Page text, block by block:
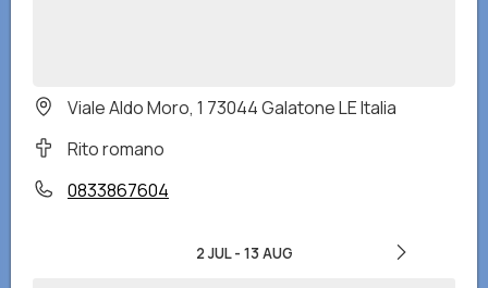
Viale Aldo Moro, 1 73044 Galatone LE Italia
Rito romano
0833867604
2 JUL- 13 AUG